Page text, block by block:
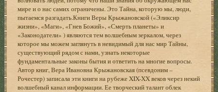
мире и о нас самих ограничены. Это Тайна, которую мы, люди,
пытаемся разгадать.Книги Веры Крыжановской («Эликсир
жизни», «Маги», «Гнев Божий», «Смерть планеты» и
«Законодатели» ) являются тем волшебным зеркалом, через
которое мы можем заглянуть в невидимый для нас мир Тайны,
существующий рядом с нами, узнать некоторые
фундаментальные законы бытия и ответить на многие вопросы.
Автор книг, Вера Ивановна Крыжановская (псевдоним –
Рочестер) записала эти книги на рубеже XIX-XX веков через некий
волшебный канал информации. Ее творческий талант облек